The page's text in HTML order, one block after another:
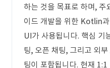
하는 것을 목표로 하며, 주
이드 개발을 위한 Kotlin
UI가 사용됩니다. 핵심 기
팅, 오픈 채팅, 그리고 외
팅이 포함됩니다. 현재